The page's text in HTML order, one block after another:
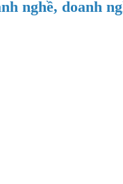
nghề, doanh